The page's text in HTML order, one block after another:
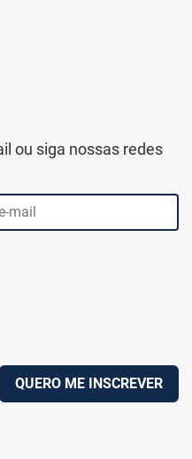
ou siga nossas redes
QUERO ME INSCREVER